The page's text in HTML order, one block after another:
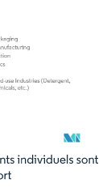
attribution sous CC BY